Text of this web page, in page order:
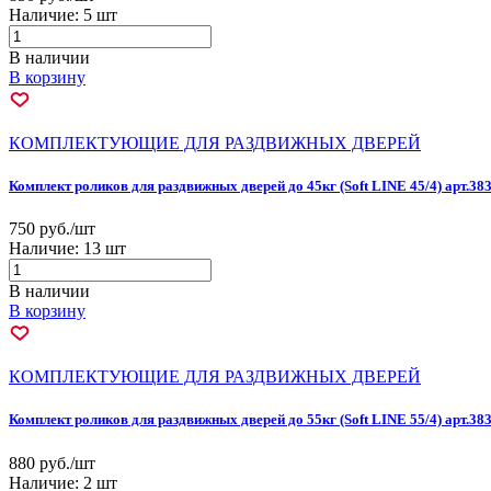
Наличие: 5 шт
В наличии
В корзину
КОМПЛЕКТУЮЩИЕ ДЛЯ РАЗДВИЖНЫХ ДВЕРЕЙ
Комплект роликов для раздвижных дверей до 45кг (Soft LINE 45/4)
750 руб./шт
Наличие: 13 шт
В наличии
В корзину
КОМПЛЕКТУЮЩИЕ ДЛЯ РАЗДВИЖНЫХ ДВЕРЕЙ
Комплект роликов для раздвижных дверей до 55кг (Soft LINE 55/4)
880 руб./шт
Наличие: 2 шт